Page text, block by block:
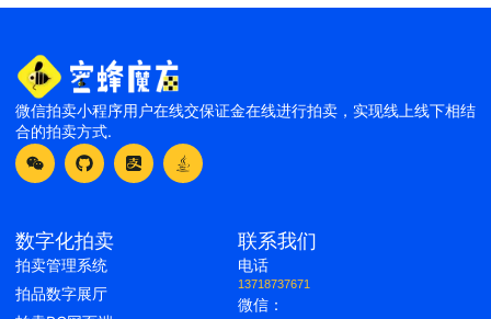
微信拍卖小程序用户在线交保证金在线进行拍卖，实现线上线下相结
合的拍卖方式.
数字化拍卖
拍卖管理系统
拍品数字展厅
联系我们
电话
13718737671
微信：